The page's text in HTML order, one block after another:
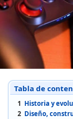
Tabla de
1 Historia y
2 Diseño,